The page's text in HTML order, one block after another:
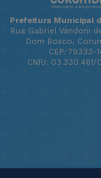
Prefeitura Municipal
Rua Gabriel Vandoni
Dom Bosco,
CEP: 79333-
CNPJ: 03.330.461/